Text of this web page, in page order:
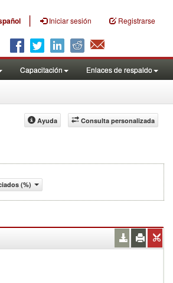
| Iniciar sesión Registrarse
Capacitación Enlaces de respaldo
Consulta personalizada
Ayuda
(%)